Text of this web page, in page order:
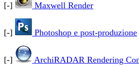
[-] Maxwell Render
[-] Photoshop e post-produzione
[-] ArchiRADAR Rendering